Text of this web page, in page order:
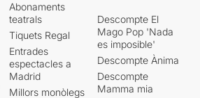
Abonaments
teatrals
Tiquets Regal
Entrades
espectacles a
Madrid
Millors monòlegs
Descompte El
Mago Pop 'Nada
es imposible'
Descompte Ànima
Descompte
Mamma mia